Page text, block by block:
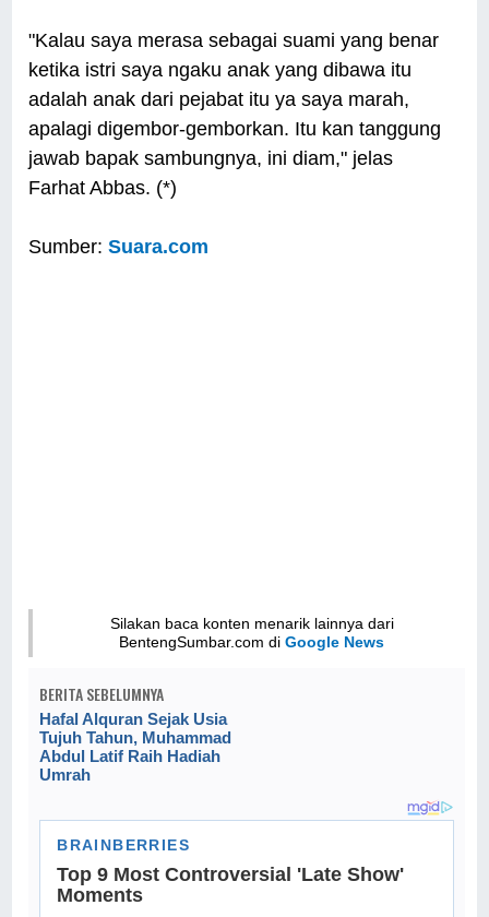
"Kalau saya merasa sebagai suami yang benar
ketika istri saya ngaku anak yang dibawa itu
adalah anak dari pejabat itu ya saya marah,
apalagi digembor-gemborkan. Itu kan tanggung
jawab bapak sambungnya, ini diam," jelas
Farhat Abbas. (*)
Sumber:Suara.com
Silakan baca konten menarik lainnya dari
BentengSumbar.com diGoogle News
BERITA SEBELUMNYA
Hafal Alquran Sejak Usia
Tujuh Tahun, Muhammad
Abdul Latif Raih Hadiah
Umrah